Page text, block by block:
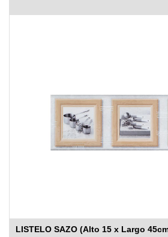
LISTELO SAZO (Alto 15 x Largo